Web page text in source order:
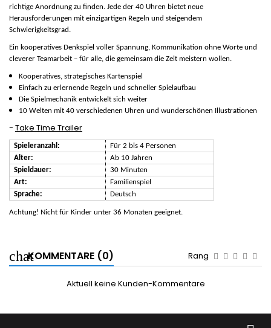
richtige Anordnung zu finden. Jede der 40 Uhren bietet neue
Herausforderungen mit einzigartigen Regeln und steigendem
Schwierigkeitsgrad.
Ein kooperatives Denkspiel voller Spannung, Kommunikation ohne Worte und
cleverer Teamarbeit – für alle, die gemeinsam die Zeit meistern wollen.
Kooperatives, strategisches Kartenspiel
Einfach zu erlernende Regeln und schneller Spielaufbau
Die Spielmechanik entwickelt sich weiter
10 Welten mit 40 verschiedenen Uhren und wunderschönen Illustrationen
- Take Time Trailer
Spieleranzahl:
Für 2 bis 4 Personen
Alter:
Ab 10 Jahren
Spieldauer:
30 Minuten
Art:
Familienspiel
Sprache:
Deutsch
Achtung! Nicht für Kinder unter 36 Monaten geeignet.
KOMMENTARE (0) Rang
Aktuell keine Kunden-Kommentare